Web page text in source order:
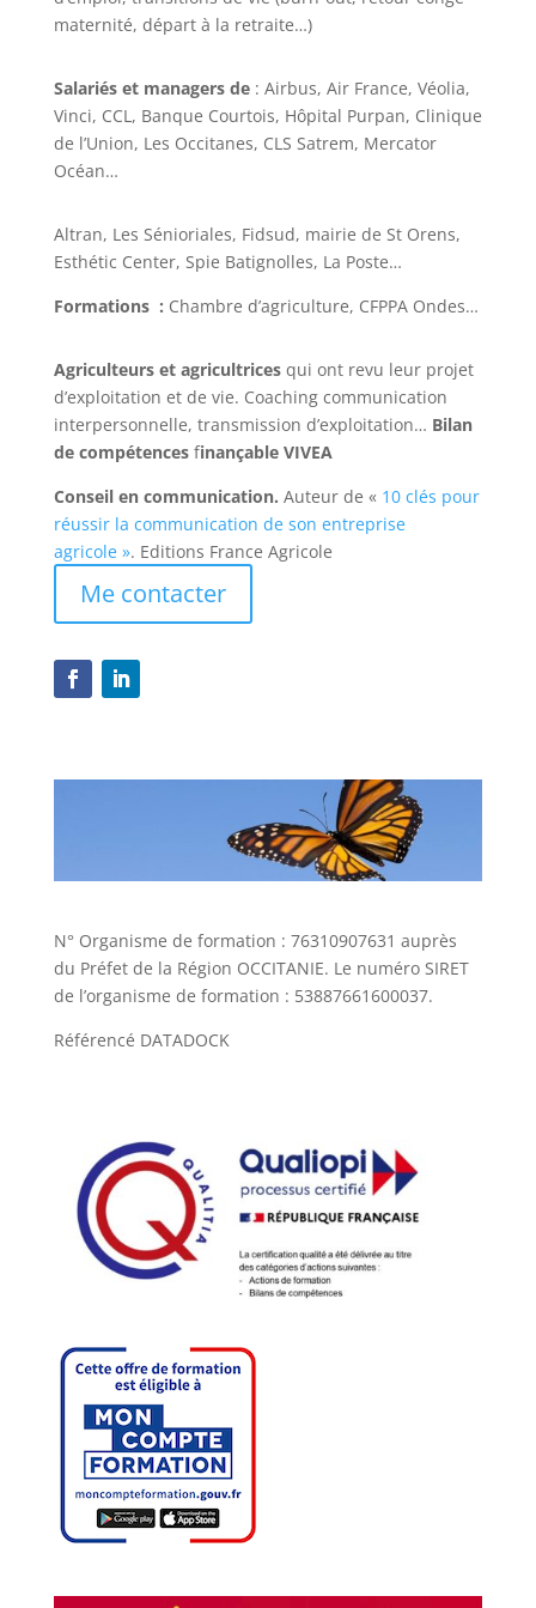
maternité, départ à la retraite…)
Salariés et managers de: Airbus, Air France, Véolia,
Vinci, CCL, Banque Courtois, Hôpital Purpan, Clinique
de l’Union, Les Occitanes, CLS Satrem, Mercator
Océan…
Altran, Les Sénioriales, Fidsud, mairie de St Orens,
Esthétic Center, Spie Batignolles, La Poste…
Formations : Chambre d’agriculture, CFPPA Ondes…
Agriculteurs et agricultricesqui ont revu leur projet
d’exploitation et de vie. Coaching communication
interpersonnelle, transmission d’exploitation… Bilan
de compétencesfinançable VIVEA
Conseil en communication. Auteur de « 10 clés pour
réussir la communication de son entreprise
agricole ». Editions France Agricole
Me contacter
N° Organisme de formation : 76310907631 auprès
du Préfet de la Région OCCITANIE. Le numéro SIRET
de l’organisme de formation : 53887661600037.
Référencé DATADOCK